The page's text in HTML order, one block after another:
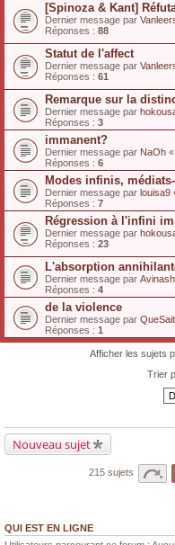
[Spinoza & Kant]
Dernier message par
Réponses : 88
Statut de l'affect
Dernier message par
Réponses : 61
Remarque sur la
Dernier message par
Réponses : 3
immanent?
Dernier message par NaOh «
Réponses : 6
Modes infinis,
Dernier message par louisa9
Réponses : 7
Régression à l'infini
Dernier message par
Réponses : 23
L'absorption
Dernier message par Avinash
Réponses : 4
de la violence
Dernier message par
Réponses : 1
Afficher les sujets
Trier
Nouveau sujet
215 sujets
QUI EST EN LIGNE